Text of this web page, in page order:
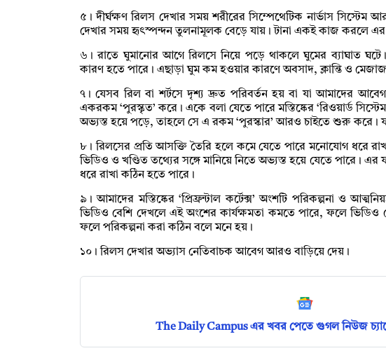
৫। দীর্ঘক্ষণ রিলস দেখার সময় শরীরের সিম্পেথেটিক নার্ভাস
দেখার সময় হৃৎস্পন্দন তুলনামূলক বেড়ে যায়। টানা একই কাজ করলে এর
৬। রাতে ঘুমানোর আগে রিলসে নিয়ে পড়ে থাকলে ঘুমের ব্যাঘাত ঘটে।
কারণ হতে পারে। এছাড়া ঘুম কম হওয়ার কারণে অবসাদ, ক্লান্তি ও মেজাজ
৭। যেসব রিল বা শর্টসে দৃশ্য দ্রুত পরিবর্তন হয় বা যা আমাদের
একরকম ‘পুরস্কৃত’ করে। একে বলা যেতে পারে মস্তিষ্কের ‘রিওয়ার্ড
অভ্যস্ত হয়ে পড়ে, তাহলে সে এ রকম ‘পুরস্কার’ আরও চাইতে শুরু করে।
৮। রিলসের প্রতি আসক্তি তৈরি হলে কমে যেতে পারে মনোযোগ ধরে
ভিডিও ও খণ্ডিত তথ্যের সঙ্গে মানিয়ে নিতে অভ্যস্ত হয়ে যেতে পারে।
ধরে রাখা কঠিন হতে পারে।
৯। আমাদের মস্তিষ্কের ‘প্রিফ্রন্টাল কর্টেক্স’ অংশটি পরিকল্পনা ও
ভিডিও বেশি দেখলে এই অংশের কার্যক্ষমতা কমতে পারে, ফলে ভিডিও
ফলে পরিকল্পনা করা কঠিন বলে মনে হয়।
১০। রিলস দেখার অভ্যাস নেতিবাচক আবেগ আরও বাড়িয়ে দেয়।
The Daily Campus এর খবর পেতে গুগল নিউজ